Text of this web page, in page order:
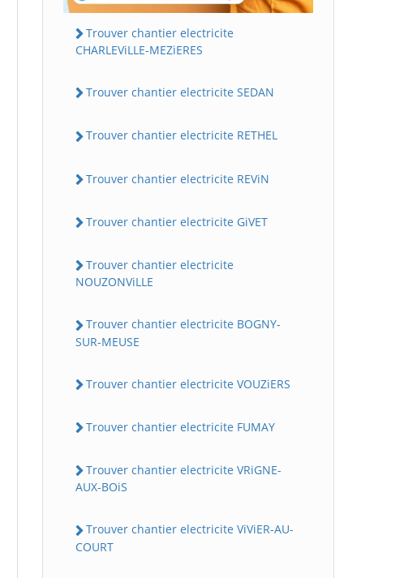
Trouver chantier electricite
CHARLEViLLE-MEZiERES
Trouver chantier electricite SEDAN
Trouver chantier electricite RETHEL
Trouver chantier electricite REViN
Trouver chantier electricite GiVET
Trouver chantier electricite
NOUZONViLLE
Trouver chantier electricite BOGNY-
SUR-MEUSE
Trouver chantier electricite VOUZiERS
Trouver chantier electricite FUMAY
Trouver chantier electricite VRiGNE-
AUX-BOiS
Trouver chantier electricite ViViER-AU-
COURT